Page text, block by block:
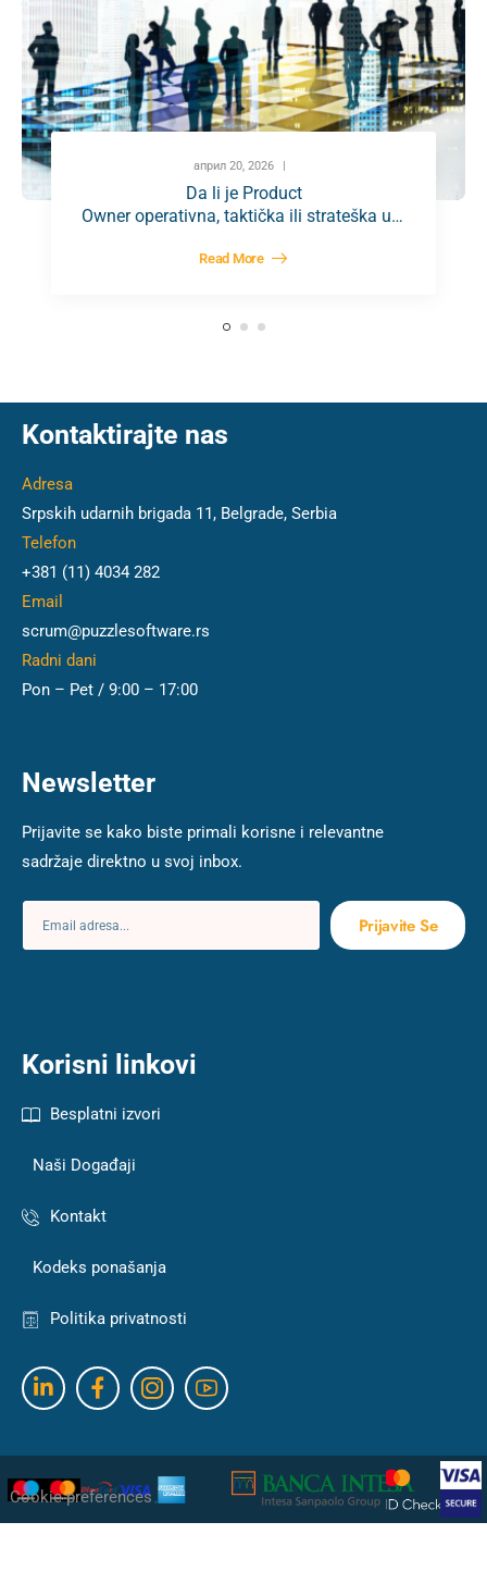
април 20, 2026
Da li je Product
Owner operativna, taktička ili strateška ulo
Read More
Kontaktirajte nas
Adresa
Srpskih udarnih brigada 11, Belgrade, Serbia
Telefon
+381 (11) 4034 282
Email
scrum@puzzlesoftware.rs
Radni dani
Pon – Pet / 9:00 – 17:00
Korisni linkovi
Besplatni izvori
Naši Događaji
Kontakt
Kodeks ponašanja
Politika privatnosti
Newsletter
Prijavite se kako biste primali korisne i relevantne
sadržaje direktno u svoj inbox.
Prijavite Se